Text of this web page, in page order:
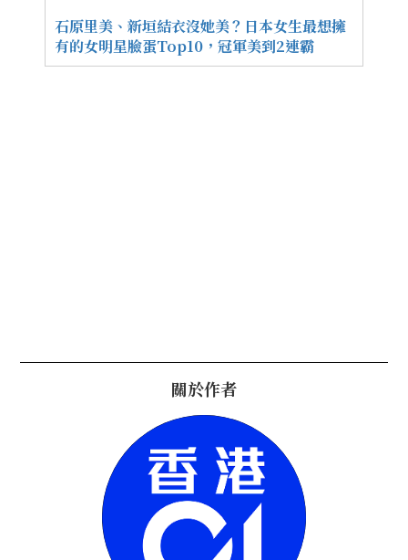
石原里美、新垣結衣沒她美？日本女生最想擁
有的女明星臉蛋Top10，冠軍美到2連霸
關於作者